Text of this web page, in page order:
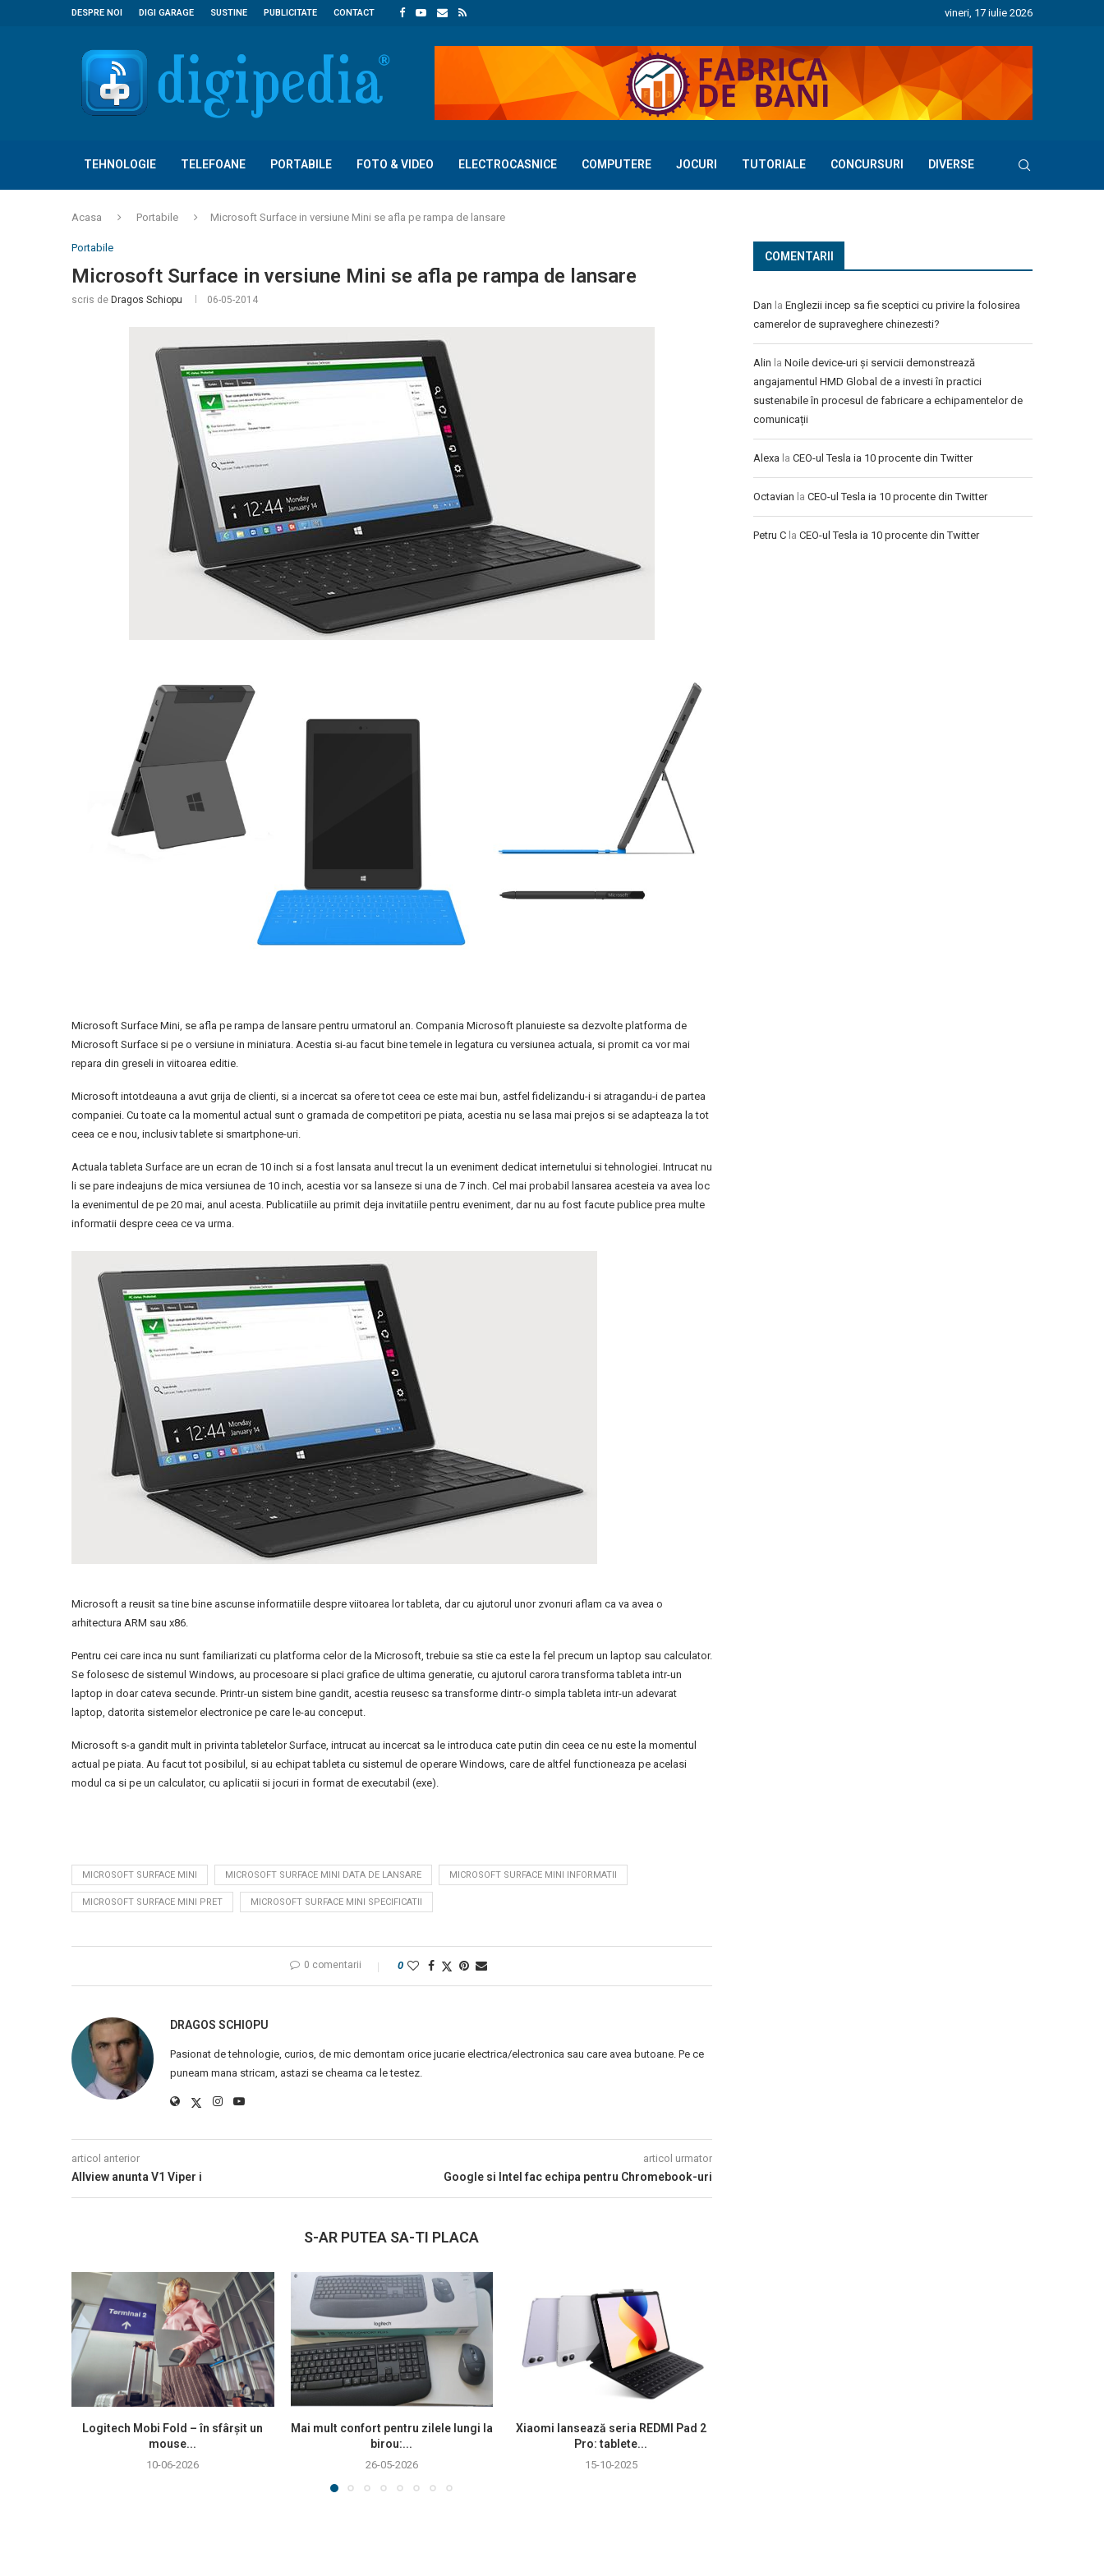
DESPRE NOI DIGI GARAGE SUSTINE PUBLICITATE CONTACT vineri, 17 iulie 2026
TEHNOLOGIE TELEFOANE PORTABILE FOTO & VIDEO ELECTROCASNICE COMPUTERE JOCURI TUTORIALE CONCURSURI DIVERSE
Acasa Portabile Microsoft Surface in versiune Mini se afla pe rampa de lansare
Portabile
Microsoft Surface in versiune Mini se afla pe rampa de lansare
scris de Dragos Schiopu 06-05-2014
Microsoft Surface Mini, se afla pe rampa de lansare pentru urmatorul an. Compania Microsoft planuieste sa dezvolte platforma de
Microsoft Surface si pe o versiune in miniatura. Acestia si-au facut bine temele in legatura cu versiunea actuala, si promit ca vor mai
repara din greseli in viitoarea editie.
Microsoft intotdeauna a avut grija de clienti, si a incercat sa ofere tot ceea ce este mai bun, astfel fidelizandu-i si atragandu-i de partea
companiei. Cu toate ca la momentul actual sunt o gramada de competitori pe piata, acestia nu se lasa mai prejos si se adapteaza la tot
ceea ce e nou, inclusiv tablete si smartphone-uri.
Actuala tableta Surface are un ecran de 10 inch si a fost lansata anul trecut la un eveniment dedicat internetului si tehnologiei. Intrucat nu
li se pare indeajuns de mica versiunea de 10 inch, acestia vor sa lanseze si una de 7 inch. Cel mai probabil lansarea acesteia va avea loc
la evenimentul de pe 20 mai, anul acesta. Publicatiile au primit deja invitatiile pentru eveniment, dar nu au fost facute publice prea multe
informatii despre ceea ce va urma.
Microsoft a reusit sa tine bine ascunse informatiile despre viitoarea lor tableta, dar cu ajutorul unor zvonuri aflam ca va avea o
arhitectura ARM sau x86.
Pentru cei care inca nu sunt familiarizati cu platforma celor de la Microsoft, trebuie sa stie ca este la fel precum un laptop sau calculator.
Se folosesc de sistemul Windows, au procesoare si placi grafice de ultima generatie, cu ajutorul carora transforma tableta intr-un
laptop in doar cateva secunde. Printr-un sistem bine gandit, acestia reusesc sa transforme dintr-o simpla tableta intr-un adevarat
laptop, datorita sistemelor electronice pe care le-au conceput.
Microsoft s-a gandit mult in privinta tabletelor Surface, intrucat au incercat sa le introduca cate putin din ceea ce nu este la momentul
actual pe piata. Au facut tot posibilul, si au echipat tableta cu sistemul de operare Windows, care de altfel functioneaza pe acelasi
modul ca si pe un calculator, cu aplicatii si jocuri in format de executabil (exe).
MICROSOFT SURFACE MINI MICROSOFT SURFACE MINI DATA DE LANSARE MICROSOFT SURFACE MINI INFORMATII
MICROSOFT SURFACE MINI PRET MICROSOFT SURFACE MINI SPECIFICATII
0 comentarii 0
DRAGOS SCHIOPU
Pasionat de tehnologie, curios, de mic demontam orice jucarie electrica/electronica sau care avea butoane. Pe ce
puneam mana stricam, astazi se cheama ca le testez.
articol anterior
Allview anunta V1 Viper i
articol urmator
Google si Intel fac echipa pentru Chromebook-uri
S-AR PUTEA SA-TI PLACA
Logitech Mobi Fold – în sfârșit un
mouse...
10-06-2026
Mai mult confort pentru zilele lungi la
birou:...
26-05-2026
Xiaomi lansează seria REDMI Pad 2
Pro: tablete...
15-10-2025
COMENTARII
Dan la Englezii incep sa fie sceptici cu privire la folosirea
camerelor de supraveghere chinezesti?
Alin la Noile device-uri și servicii demonstrează
angajamentul HMD Global de a investi în practici
sustenabile în procesul de fabricare a echipamentelor de
comunicații
Alexa la CEO-ul Tesla ia 10 procente din Twitter
Octavian la CEO-ul Tesla ia 10 procente din Twitter
Petru C la CEO-ul Tesla ia 10 procente din Twitter